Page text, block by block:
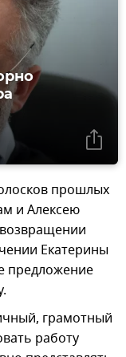
прошлых
и Алексею
Екатерины
предложение
грамотный
работу